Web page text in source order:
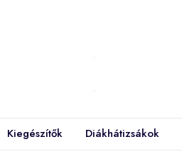
Kiegészítők Diákhátizsákok